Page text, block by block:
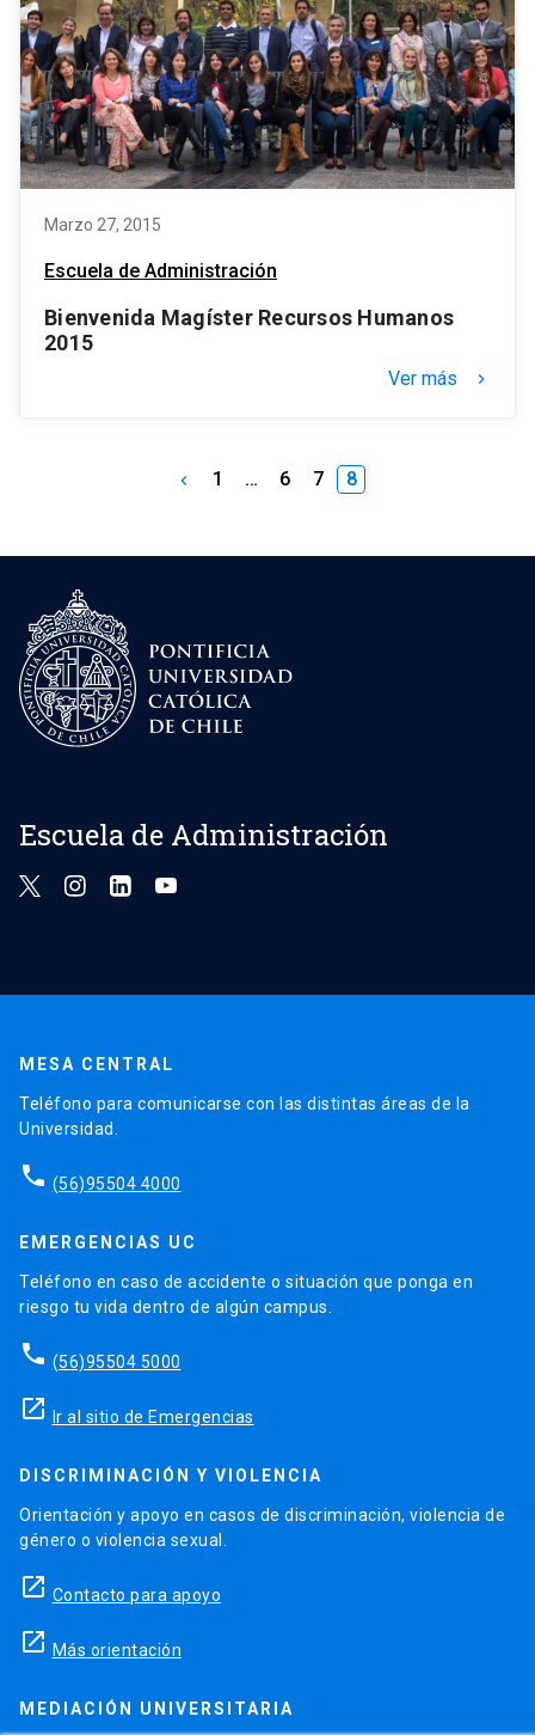
Marzo 27, 2015
Escuela de Administración
Bienvenida Magíster Recursos Humanos
2015
Ver más keyboard_arrow_right
keyboard_arrow_left 1 … 6 7 8
Escuela de Administración
MESA CENTRAL
Teléfono para comunicarse con las distintas áreas de la
Universidad.
phone (56)95504 4000
EMERGENCIAS UC
Teléfono en caso de accidente o situación que ponga en
riesgo tu vida dentro de algún campus.
phone (56)95504 5000
launch Ir al sitio de Emergencias
DISCRIMINACIÓN Y VIOLENCIA
Orientación y apoyo en casos de discriminación, violencia de
género o violencia sexual.
launch Contacto para apoyo
launch Más orientación
MEDIACIÓN UNIVERSITARIA